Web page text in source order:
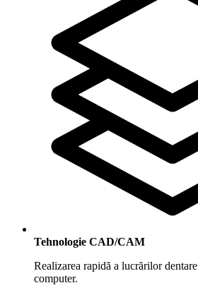
Tehnologie CAD/CAM
Realizarea rapidă a lucrărilor
computer.